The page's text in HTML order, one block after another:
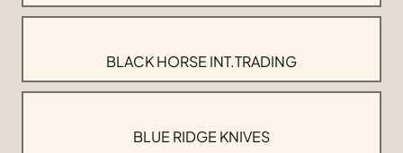
BLACK HORSE INT.TRADING
BLUE RIDGE KNIVES